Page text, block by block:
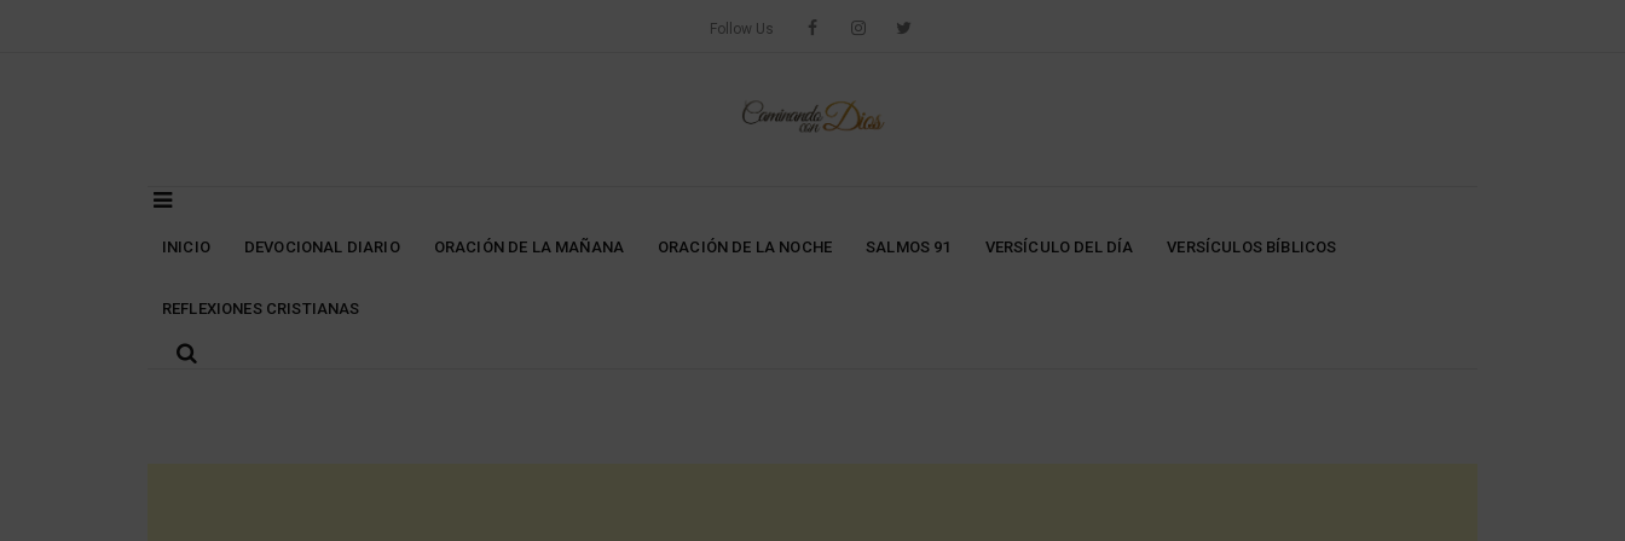
Follow Us
INICIO DEVOCIONAL DIARIO ORACIÓN DE LA MAÑANA ORACIÓN DE LA NOCHE SALMOS 91 VERSÍCULO DEL DÍA VERSÍCULOS BÍBLICOS
REFLEXIONES CRISTIANAS